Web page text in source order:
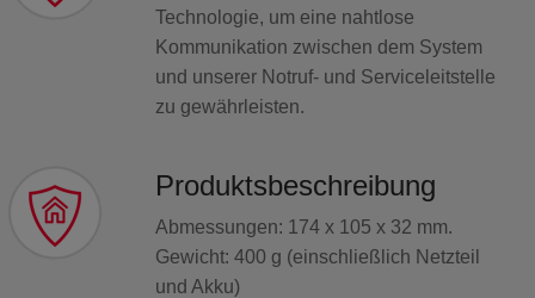
Technologie, um eine nahtlose
Kommunikation zwischen dem System
und unserer Notruf- und Serviceleitstelle
zu gewährleisten.​
Produktsbeschreibung​
Abmessungen: 174 x 105 x 32 mm.
Gewicht: 400 g (einschließlich Netzteil
und Akku)​